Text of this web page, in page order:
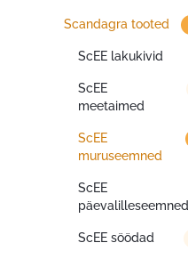
Scandagra tooted
ScEE lakukivid
ScEE
meetaimed
ScEE
muruseemned
ScEE
päevalilleseemned
ScEE söödad